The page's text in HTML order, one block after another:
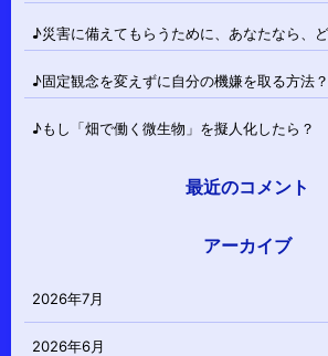
♪災害に備えてもらうために、あなたなら、
♪固定観念を変えずに自分の機嫌を取る方法？
♪もし「畑で働く微生物」を擬人化したら？
最近のコメント
アーカイブ
2026年7月
2026年6月